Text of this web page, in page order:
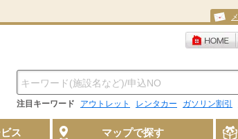
注目キーワード アウトレット レンタカー ガソリン割引
ス マップで探す